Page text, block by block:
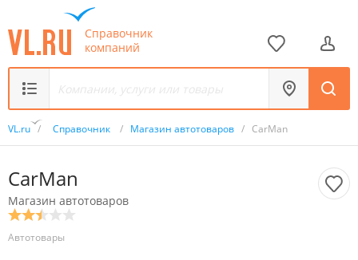
Справочник
компаний
VL.ru / Справочник / Магазин автотоваров / CarMan
CarMan
Магазин автотоваров
Автотовары